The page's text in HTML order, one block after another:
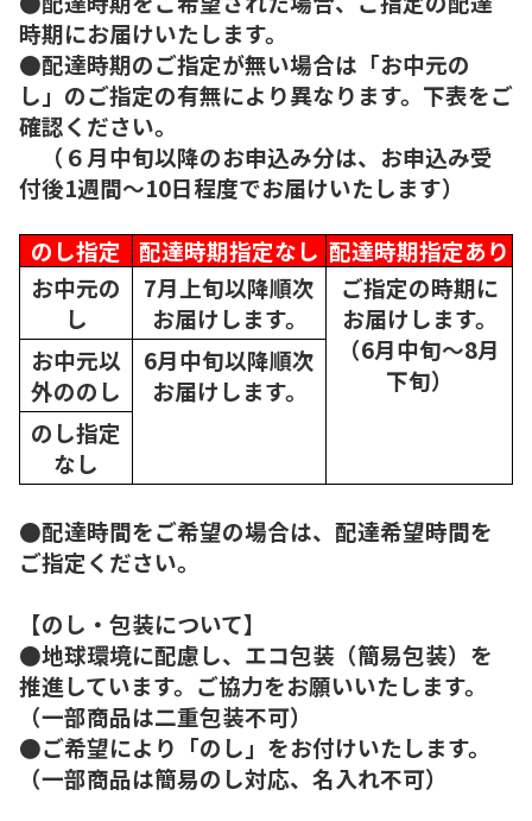
時期にお届けいたします。
●配達時期のご指定が無い場合は「お中元の
し」のご指定の有無により異なります。下表をご
確認ください。
（６月中旬以降のお申込み分は、お申込み受
付後1週間～10日程度でお届けいたします）
のし指定
配達時期指定なし 配達時期指定あり
お中元の
し
7月上旬以降順次
お届けします。
ご指定の時期に
お届けします。
（6月中旬～8月
下旬）
お中元以
外ののし
6月中旬以降順次
お届けします。
のし指定
なし
●配達時間をご希望の場合は、配達希望時間を
ご指定ください。
【のし・包装について】
●地球環境に配慮し、エコ包装（簡易包装）を
推進しています。ご協力をお願いいたします。
（一部商品は二重包装不可）
●ご希望により「のし」をお付けいたします。
（一部商品は簡易のし対応、名入れ不可）